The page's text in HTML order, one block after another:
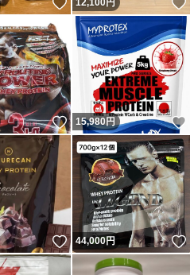
いいね！
12,100円
いいね！
15,980 円
いいね！
44,000円